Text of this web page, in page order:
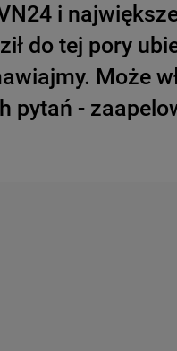
i
do tej pory
Może
pytań -